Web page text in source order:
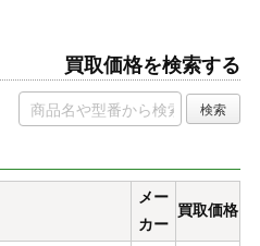
買取価格を検索する
メー
カー
買取価格